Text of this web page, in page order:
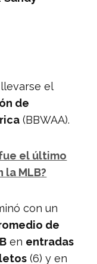
el
de
(BBWAA).
el último
la MLB?
con un
de
en entradas
(6) y en